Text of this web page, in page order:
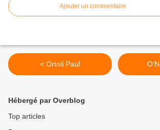
Ajouter un commentaire
< Ortoli Paul
Hébergé par Overblog
Top articles